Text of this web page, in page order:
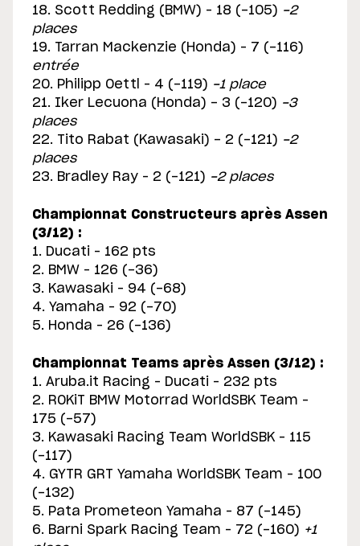
18. Scott Redding (BMW) – 18 (-105) -2
places
19. Tarran Mackenzie (Honda) – 7 (-116)
entrée
20. Philipp Oettl – 4 (-119) -1 place
21. Iker Lecuona (Honda) - 3 (-120) -3
places
22. Tito Rabat (Kawasaki) - 2 (-121) -2
places
23. Bradley Ray – 2 (-121) -2 places
Championnat Constructeurs après Assen
(3/12) :
1. Ducati – 162 pts
2. BMW – 126 (-36)
3. Kawasaki – 94 (-68)
4. Yamaha – 92 (-70)
5. Honda – 26 (-136)
Championnat Teams après Assen (3/12) :
1. Aruba.it Racing – Ducati – 232 pts
2. ROKiT BMW Motorrad WorldSBK Team –
175 (-57)
3. Kawasaki Racing Team WorldSBK – 115
(-117)
4. GYTR GRT Yamaha WorldSBK Team – 100
(-132)
5. Pata Prometeon Yamaha – 87 (-145)
6. Barni Spark Racing Team – 72 (-160) +1